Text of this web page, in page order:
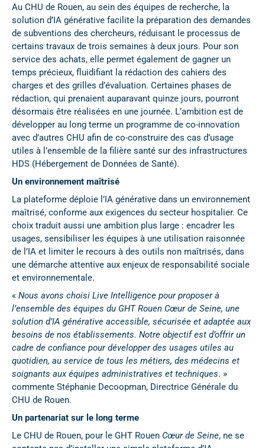
Au CHU de Rouen, au sein des équipes de recherche, la
solution d’IA générative facilite la préparation des demandes
de subventions des chercheurs, réduisant le processus de
certains travaux de trois semaines à deux jours. Pour son
service des achats, elle permet également de gagner un
temps précieux, fluidifiant la rédaction des cahiers des
charges et des grilles d’évaluation. Certaines phases de
rédaction, qui prenaient auparavant quinze jours, pourront
désormais être réalisées en une journée. L’ambition est de
développer au long terme un programme de co-innovation
avec d’autres CHU afin de co-construire des cas d’usage
utiles à l’ensemble de la filière santé sur des infrastructures
HDS (Hébergement de Données de Santé).
Un environnement maîtrisé
La plateforme déploie l’IA générative dans un environnement
maîtrisé, conforme aux exigences du secteur hospitalier. Ce
choix traduit aussi une ambition plus large : encadrer les
usages, sensibiliser les équipes à une utilisation raisonnée
de l’IA et limiter le recours à des outils non maîtrisés, dans
une démarche attentive aux enjeux de responsabilité sociale
et environnementale.
« Nous avons choisi Live Intelligence pour proposer à
l’ensemble des équipes du GHT Rouen Cœur de Seine, une
solution d’IA générative accessible, sécurisée et adaptée aux
besoins de nos établissements. Notre objectif est d’offrir un
cadre de confiance pour développer des usages utiles au
quotidien, au service de tous les métiers, des médecins et
soignants aux équipes administratives et techniques. »
commente Stéphanie Decoopman, Directrice Générale du
CHU de Rouen.
Un partenariat sur le long terme
Le CHU de Rouen, pour le GHT Rouen Cœur de Seine, ne se